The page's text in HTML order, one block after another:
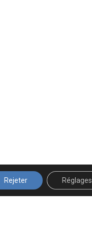
Rejeter Réglages